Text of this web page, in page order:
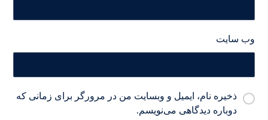
وب‌ سایت
ذخیره نام، ایمیل و وبسایت من در مرورگر برای زمانی که
دوباره دیدگاهی می‌نویسم.